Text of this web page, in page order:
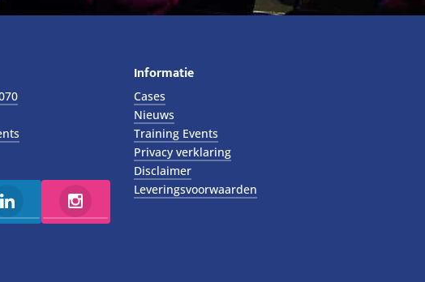
Informatie
Cases
Nieuws
Training Events
Privacy verklaring
Disclaimer
Leveringsvoorwaarden